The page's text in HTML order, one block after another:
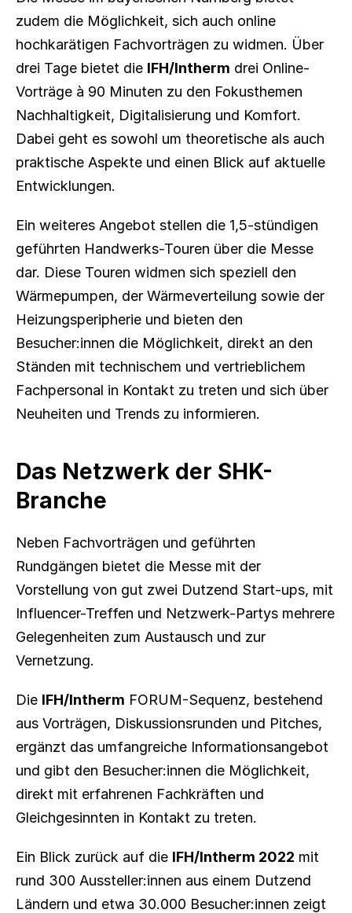
zudem die Möglichkeit, sich auch online
hochkarätigen Fachvorträgen zu widmen. Über
drei Tage bietet die IFH/Intherm drei Online-
Vorträge à 90 Minuten zu den Fokusthemen
Nachhaltigkeit, Digitalisierung und Komfort.
Dabei geht es sowohl um theoretische als auch
praktische Aspekte und einen Blick auf aktuelle
Entwicklungen.
Ein weiteres Angebot stellen die 1,5-stündigen
geführten Handwerks-Touren über die Messe
dar. Diese Touren widmen sich speziell den
Wärmepumpen, der Wärmeverteilung sowie der
Heizungsperipherie und bieten den
Besucher:innen die Möglichkeit, direkt an den
Ständen mit technischem und vertrieblichem
Fachpersonal in Kontakt zu treten und sich über
Neuheiten und Trends zu informieren.
Das Netzwerk der SHK-
Branche
Neben Fachvorträgen und geführten
Rundgängen bietet die Messe mit der
Vorstellung von gut zwei Dutzend Start-ups, mit
Influencer-Treffen und Netzwerk-Partys mehrere
Gelegenheiten zum Austausch und zur
Vernetzung.
Die IFH/Intherm FORUM-Sequenz, bestehend
aus Vorträgen, Diskussionsrunden und Pitches,
ergänzt das umfangreiche Informationsangebot
und gibt den Besucher:innen die Möglichkeit,
direkt mit erfahrenen Fachkräften und
Gleichgesinnten in Kontakt zu treten.
Ein Blick zurück auf die IFH/Intherm 2022 mit
rund 300 Aussteller:innen aus einem Dutzend
Ländern und etwa 30.000 Besucher:innen zeigt